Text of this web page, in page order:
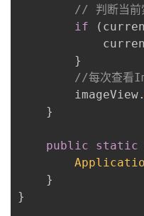
// 判断当前
if
(
}
//每次查看
        imageView
.
}
public static
}
}